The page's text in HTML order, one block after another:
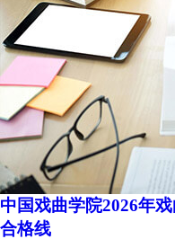
中国戏曲学院2026年
合格线